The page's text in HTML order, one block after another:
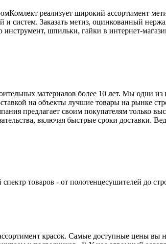
реализует широкий ассортимент
систем. Заказать метиз, оцинкованный
шпильки, гайки в интернет-
материалов более 10 лет. Мы одни
на объекты лучшие товары на рынке
предлагает своим покупателям только
включая быстрые сроки доставки.
товаров - от полотенцесушителей до
красок. Самые доступные цены